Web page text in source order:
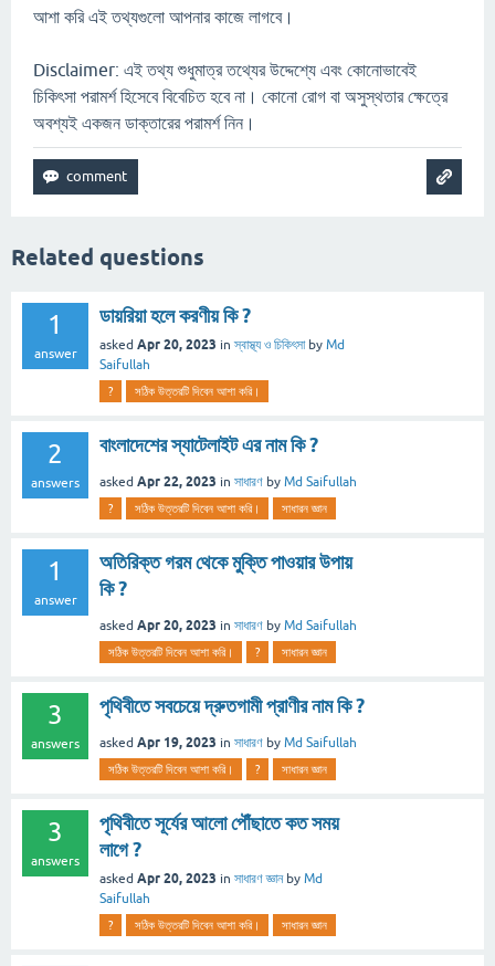
আশা করি এই তথ্যগুলো আপনার কাজে লাগবে।
Disclaimer: এই তথ্য শুধুমাত্র তথ্যের উদ্দেশ্যে এবং কোনোভাবেই
চিকিৎসা পরামর্শ হিসেবে বিবেচিত হবে না। কোনো রোগ বা অসুস্থতার ক্ষেত্রে
অবশ্যই একজন ডাক্তারের পরামর্শ নিন।
Related questions
1
answer
ডায়রিয়া হলে করণীয় কি ?
asked Apr 20, 2023 inস্বাস্থ্য ও চিকিৎসা by Md
Saifullah
? সঠিক উত্তরটি দিবেন আশা করি।
2
answers
বাংলাদেশের স্যাটেলাইট এর নাম কি ?
asked Apr 22, 2023 in সাধারণ by Md Saifullah
? সঠিক উত্তরটি দিবেন আশা করি। সাধারন জ্ঞান
1
answer
অতিরিক্ত গরম থেকে মুক্তি পাওয়ার উপায়
কি ?
asked Apr 20, 2023 in সাধারণ by Md Saifullah
সঠিক উত্তরটি দিবেন আশা করি। ? সাধারন জ্ঞান
3
answers
পৃথিবীতে সবচেয়ে দ্রুতগামী প্রাণীর নাম কি ?
asked Apr 19, 2023 in সাধারণ by Md Saifullah
সঠিক উত্তরটি দিবেন আশা করি। ? সাধারন জ্ঞান
3
answers
পৃথিবীতে সূর্যের আলো পৌঁছাতে কত সময়
লাগে ?
asked Apr 20, 2023 in সাধারণ জ্ঞান by Md
Saifullah
? সঠিক উত্তরটি দিবেন আশা করি। সাধারন জ্ঞান